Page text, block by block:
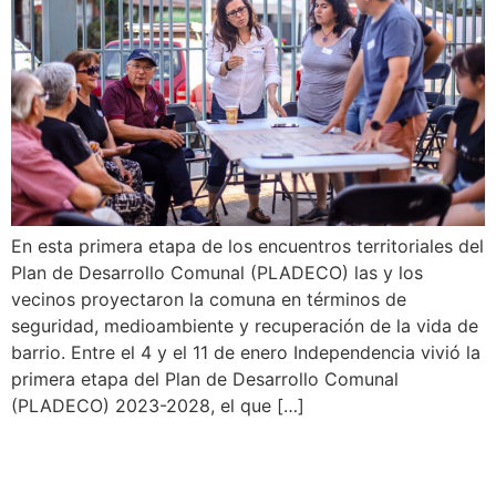
En esta primera etapa de los encuentros territoriales del
Plan de Desarrollo Comunal (PLADECO) las y los
vecinos proyectaron la comuna en términos de
seguridad, medioambiente y recuperación de la vida de
barrio. Entre el 4 y el 11 de enero Independencia vivió la
primera etapa del Plan de Desarrollo Comunal
(PLADECO) 2023-2028, el que […]